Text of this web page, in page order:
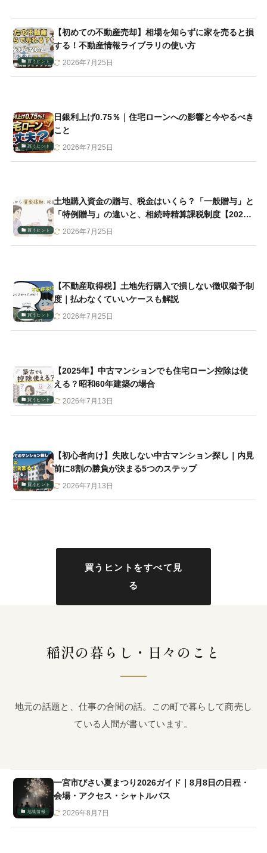
買うヒント
【初めての不動産売却】相場を知らずに家を売ると損
する！不動産情報ライブラリの使い方
2026年7月25日
買うヒント
日銀利上げ0.75％｜住宅ローンへの影響と今やるべき
こと
2026年7月25日
買うヒント
土地購入資金の贈与、税金はいくら？「一般贈与」と
「特例贈与」の違いと、相続時精算課税制度【2026
年最新版】
2026年7月25日
買うヒント
【不動産取得税】土地先行購入で損しない徴収猶予制
度｜払わなくていいケースも解説
2026年7月25日
買うヒント
【2025年】中古マンションでも住宅ローン控除は使
える？昭和60年建築の場合
2026年7月13日
買うヒント
【初心者向け】失敗しない中古マンション探し｜内見
前に8割の勝負が決まる5つのステップ
2026年7月13日
買うヒントをすべて見
る
稲沢の暮らし・日々のこと
地元の話題と、仕事の合間の話。この町で暮らして商売し
ている人間が書いています。
地域情報
一宮市びさい夏まつり2026ガイド｜8月8日の日程・
会場・アクセス・シャトルバス
2026年8月7日